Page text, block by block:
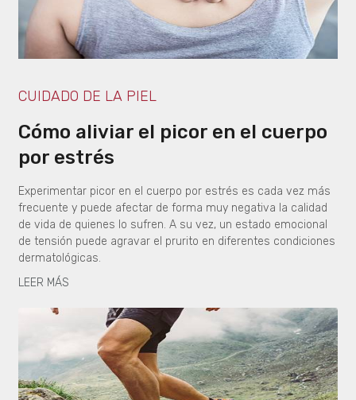
CUIDADO DE LA PIEL
Cómo aliviar el picor en el cuerpo
por estrés
Experimentar picor en el cuerpo por estrés es cada vez más
frecuente y puede afectar de forma muy negativa la calidad
de vida de quienes lo sufren. A su vez, un estado emocional
de tensión puede agravar el prurito en diferentes condiciones
dermatológicas.
LEER MÁS